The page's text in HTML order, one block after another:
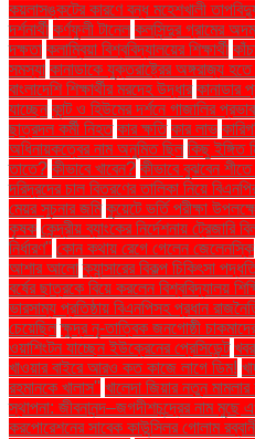
কয়লাসঙ্কটের কারণে বন্ধ মহেশখালী
দর্শনার্থী কর্ণফুলী টানেল কলসিন্দুর গ্রামের
দক্ষতা কলাম্বিয়া বিশ্ববিদ্যালয়ের শিক্ষার্থী
সমস্যা কানাডাকে যুক্তরাষ্ট্রের অঙ্গরাজ্য
বাংলাদেশি শিক্ষার্থীর মরদেহ উদ্ধার কানাডার
যাচ্ছেন কান্ট ও হিউমের দর্শনে গাজালির প্রভাব
ছাত্রদল কর্মী নিহত কার ক্ষতি কার লাভ
অধিনায়কত্বের নাম অনুমিত ছিল কিছু ইঙ্গিত
তাতে? কীভাবে খাবেন? কীভাবে বুঝবেন
দরিদ্রদের চাল বিতরণের তালিকা নিয়ে
মেয়র সূচনার জমি কুয়েটে ভর্তি পরীক্ষা
কৃষক কেন্দ্রীয় ব্যাংকের নির্দেশনায় ট্রেজারি
নির্ধারণ" কোন কথায় রেগে গেলেন জেলেনস্কি
আশার আলো ক্যান্সারের বিকল্প চিকিৎসা
বর্ষের ছাত্রকে বিয়ে করলেন বিশ্ববিদ্যালয়
ভারসাম্য প্রতিষ্ঠায় বিএনপিসহ প্রধান
চেয়েছিল ক্ষুদ্র নৃ-তাত্বিক জনগোষ্ঠী
ওয়াশিংটন যাচ্ছেন ইউক্রেনের প্রেসিডেন্ট খবর
খাওয়ার বাইরে আরও কত কাজে লাগে ডিম!
রহমানকে খালাস'' খালেদা জিয়ার নতুন মামলার
স্থাপনা: জীবনানন্দ–জগদীশচন্দ্রের নাম মুছে
করপোরেশনের সাবেক কাউন্সিলর গোলাম